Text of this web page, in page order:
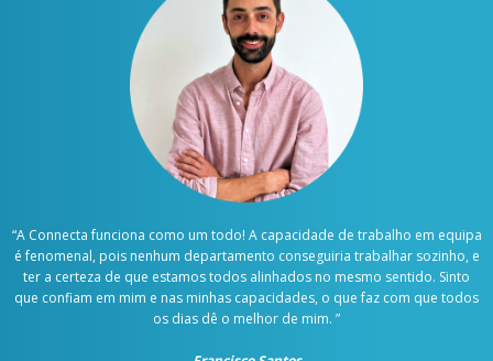
“A Connecta funciona como um todo! A capacidade de trabalho em equipa
é fenomenal, pois nenhum departamento conseguiria trabalhar sozinho, e
ter a certeza de que estamos todos alinhados no mesmo sentido. Sinto
que confiam em mim e nas minhas capacidades, o que faz com que todos
os dias dê o melhor de mim. ”